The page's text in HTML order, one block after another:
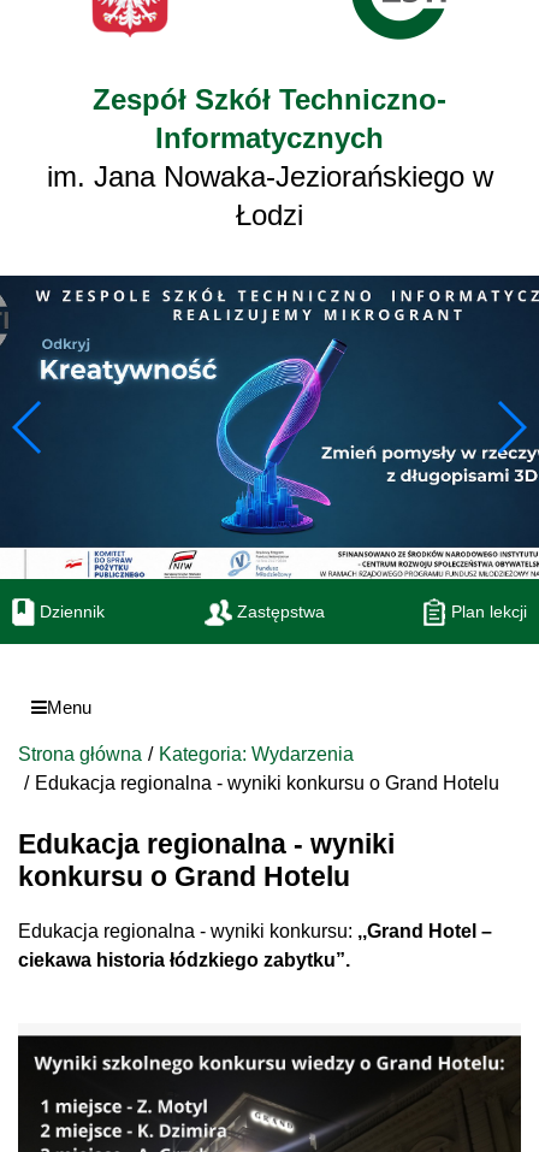
Zespół Szkół Techniczno-
Informatycznych
im. Jana Nowaka-Jeziorańskiego w
Łodzi
Dziennik Zastępstwa Plan lekcji
Menu
Strona główna
Kategoria: Wydarzenia
Edukacja regionalna - wyniki konkursu o Grand Hotelu
Edukacja regionalna - wyniki
konkursu o Grand Hotelu
Edukacja regionalna - wyniki konkursu: ,,Grand Hotel –
ciekawa historia łódzkiego zabytku”.